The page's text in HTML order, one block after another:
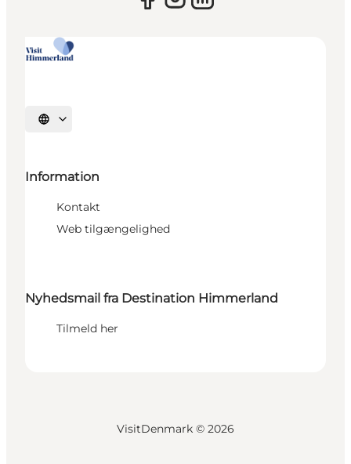
Vælg sprog
Information
Kontakt
Web tilgængelighed
Nyhedsmail fra Destination Himmerland
Tilmeld her
VisitDenmark © 2026